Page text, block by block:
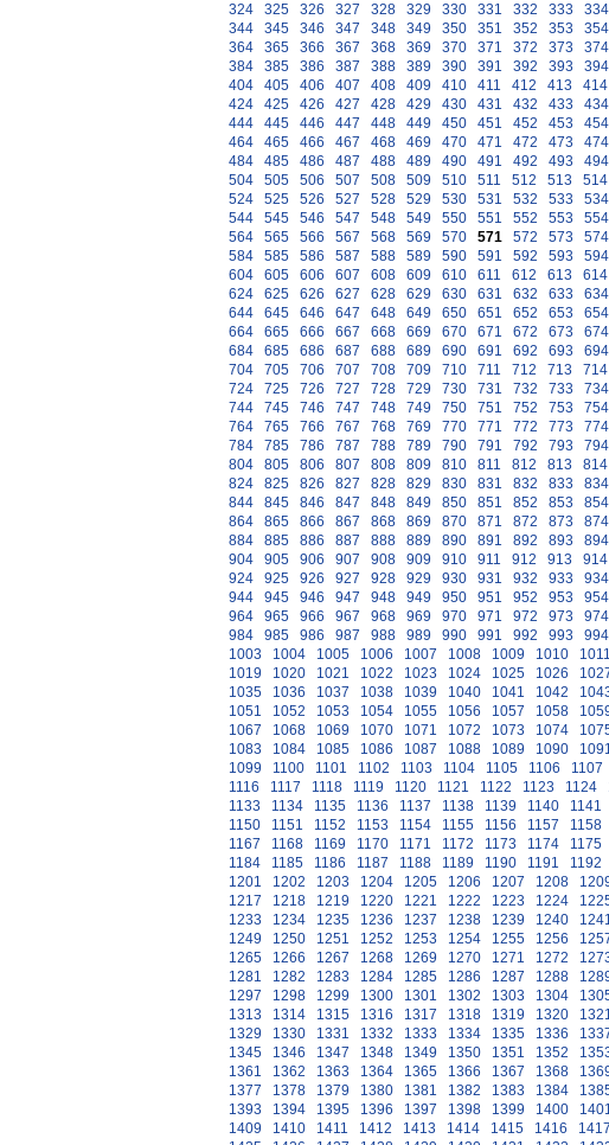
324
325 326 327 328 329 330 331 332 333 334
344
345 346 347 348 349 350 351 352 353 354
364
365 366 367 368 369 370 371 372 373 374
384
385 386 387 388 389 390 391 392 393 394
404
405 406 407 408 409 410 411 412 413 414
424
425 426 427 428 429 430 431 432 433 434
444
445 446 447 448 449 450 451 452 453 454
464
465 466 467 468 469 470 471 472 473 474
484
485 486 487 488 489 490 491 492 493 494
504
505 506 507 508 509 510 511 512 513 514
524
525 526 527 528 529 530 531 532 533 534
544
545 546 547 548 549 550 551 552 553 554
564
565 566 567 568 569 570 571 572 573 574
584
585 586 587 588 589 590 591 592 593 594
604
605 606 607 608 609 610 611 612 613 614
624
625 626 627 628 629 630 631 632 633 634
644
645 646 647 648 649 650 651 652 653 654
664
665 666 667 668 669 670 671 672 673 674
684
685 686 687 688 689 690 691 692 693 694
704
705 706 707 708 709 710 711 712 713 714
724
725 726 727 728 729 730 731 732 733 734
744
745 746 747 748 749 750 751 752 753 754
764
765 766 767 768 769 770 771 772 773 774
784
785 786 787 788 789 790 791 792 793 794
804
805 806 807 808 809 810 811 812 813 814
824
825 826 827 828 829 830 831 832 833 834
844
845 846 847 848 849 850 851 852 853 854
864
865 866 867 868 869 870 871 872 873 874
884
885 886 887 888 889 890 891 892 893 894
904
905 906 907 908 909 910 911 912 913 914
924
925 926 927 928 929 930 931 932 933 934
944
945 946 947 948 949 950 951 952 953 954
964
965 966 967 968 969 970 971 972 973 974
984
985 986 987 988 989 990 991 992 993 994
1003
1004 1005 1006 1007 1008 1009 1010 1011
1019
1020 1021 1022 1023 1024 1025 1026
1035
1036 1037 1038 1039 1040 1041 1042
1051
1052 1053 1054 1055 1056 1057 1058
1067
1068 1069 1070 1071 1072 1073 1074
1083
1084 1085 1086 1087 1088 1089 1090
1099
1100 1101 1102 1103 1104 1105 1106 1107
1116
1117 1118 1119 1120 1121 1122 1123 1124
1133
1134 1135 1136 1137 1138 1139 1140 1141
1150
1151 1152 1153 1154 1155 1156 1157 1158
1167
1168 1169 1170 1171 1172 1173 1174 1175
1184
1185 1186 1187 1188 1189 1190 1191 1192
1201
1202 1203 1204 1205 1206 1207 1208
1217
1218 1219 1220 1221 1222 1223 1224
1233
1234 1235 1236 1237 1238 1239 1240
1249
1250 1251 1252 1253 1254 1255 1256
1265
1266 1267 1268 1269 1270 1271 1272
1281
1282 1283 1284 1285 1286 1287 1288
1297
1298 1299 1300 1301 1302 1303 1304
1313
1314 1315 1316 1317 1318 1319 1320
1329
1330 1331 1332 1333 1334 1335 1336
1345
1346 1347 1348 1349 1350 1351 1352
1361
1362 1363 1364 1365 1366 1367 1368
1377
1378 1379 1380 1381 1382 1383 1384
1393
1394 1395 1396 1397 1398 1399 1400
1409
1410 1411 1412 1413 1414 1415 1416 1417